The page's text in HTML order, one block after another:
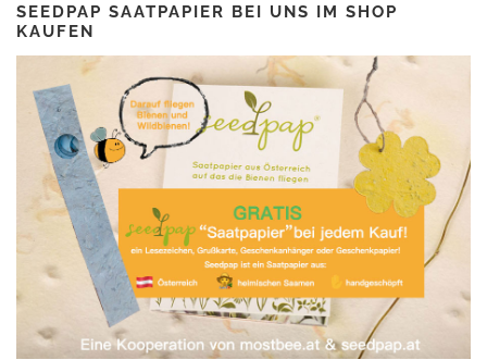
SEEDPAP SAATPAPIER BEI UNS IM SHOP
KAUFEN